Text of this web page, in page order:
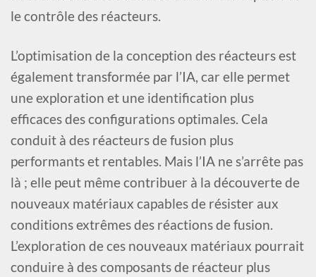
le contrôle des réacteurs.
L’optimisation de la conception des réacteurs est
également transformée par l’IA, car elle permet
une exploration et une identification plus
efficaces des configurations optimales. Cela
conduit à des réacteurs de fusion plus
performants et rentables. Mais l’IA ne s’arrête pas
là ; elle peut même contribuer à la découverte de
nouveaux matériaux capables de résister aux
conditions extrêmes des réactions de fusion.
L’exploration de ces nouveaux matériaux pourrait
conduire à des composants de réacteur plus